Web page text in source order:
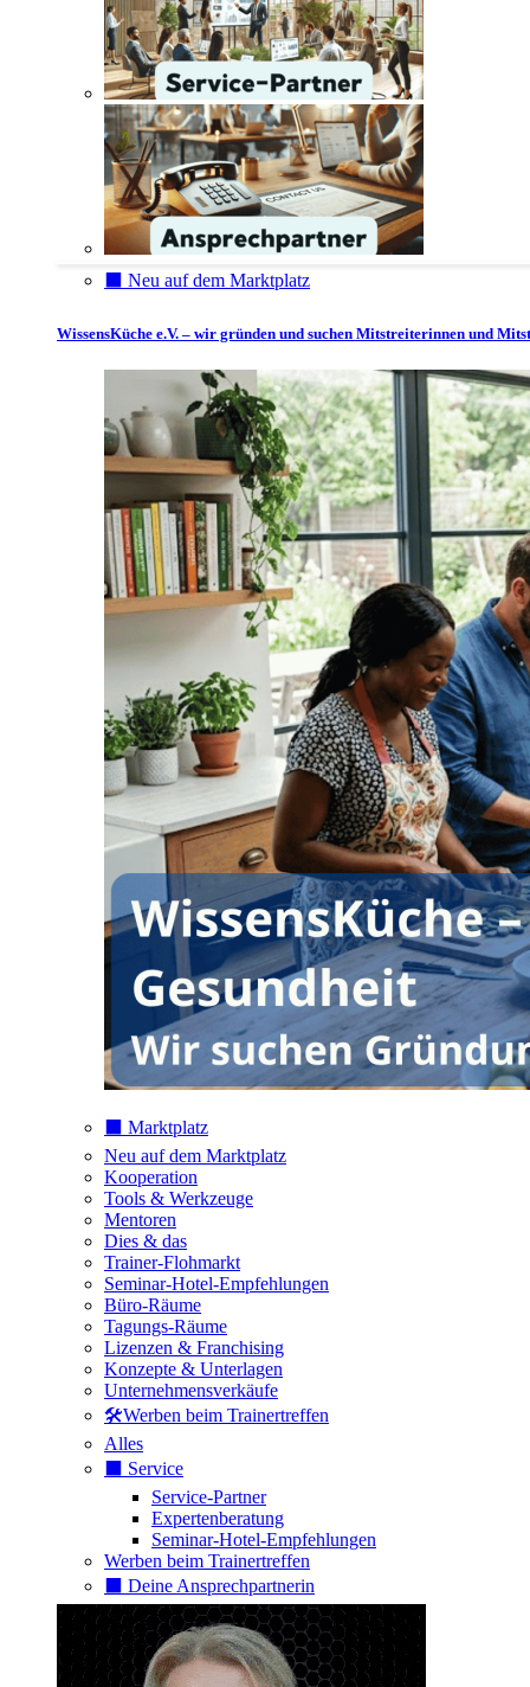
⬛️ Neu auf dem Marktplatz
WissensKüche e.V. – wir gründen und suchen Mitstreiterinnen und
⬛️ Marktplatz
Neu auf dem Marktplatz
Kooperation
Tools & Werkzeuge
Mentoren
Dies & das
Trainer-Flohmarkt
Seminar-Hotel-Empfehlungen
Büro-Räume
Tagungs-Räume
Lizenzen & Franchising
Konzepte & Unterlagen
Unternehmensverkäufe
🛠️Werben beim Trainertreffen
Alles
⬛️ Service
Service-Partner
Expertenberatung
Seminar-Hotel-Empfehlungen
Werben beim Trainertreffen
⬛️ Deine Ansprechpartnerin